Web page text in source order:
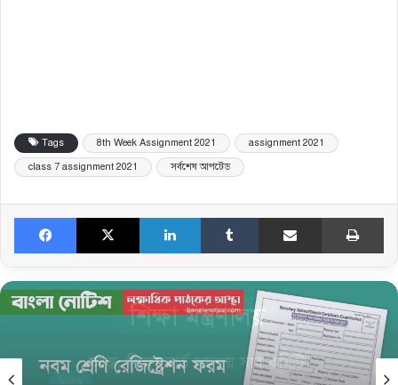
Tags 8th Week Assignment 2021 assignment 2021
class 7 assignment 2021 সর্বশেষ আপটেড
Facebook X LinkedIn Tumblr Share via Email
নিউজ